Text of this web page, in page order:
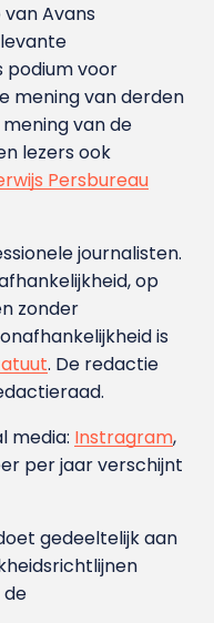
Avans
podium voor
mening van derden
van de
lezers ook
Persbureau
journalisten.
op
zonder
is
. De redactie
media: Instragram,
per jaar verschijnt
gedeeltelijk aan
de